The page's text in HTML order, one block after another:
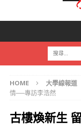
HOME 大學線報道
情──專訪李浩然
古樓煥新生